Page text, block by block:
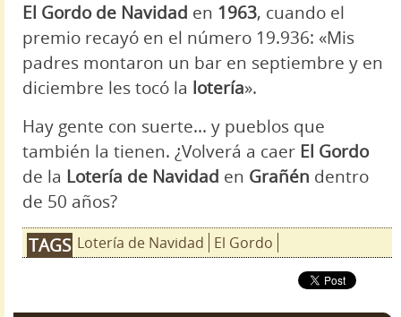
El Gordo de Navidad en 1963, cuando el
premio recayó en el número 19.936: «Mis
padres montaron un bar en septiembre y en
diciembre les tocó la lotería».
Hay gente con suerte... y pueblos que
también la tienen. ¿Volverá a caer El Gordo
de la Lotería de Navidad en Grañén dentro
de 50 años?
TAGS Lotería de Navidad El Gordo